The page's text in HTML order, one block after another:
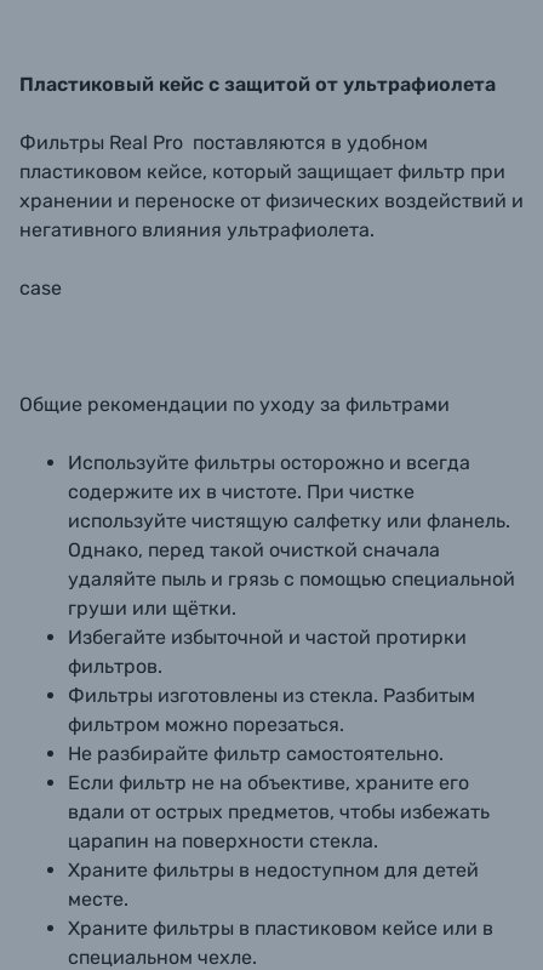
Пластиковый кейс с защитой от ультрафиолета
Фильтры Real Pro поставляются в удобном
пластиковом кейсе, который защищает фильтр при
хранении и переноске от физических воздействий и
негативного влияния ультрафиолета.
case
Общие рекомендации по уходу за фильтрами
Используйте фильтры осторожно и всегда
содержите их в чистоте. При чистке
используйте чистящую салфетку или фланель.
Однако, перед такой очисткой сначала
удаляйте пыль и грязь с помощью специальной
груши или щётки.
Избегайте избыточной и частой протирки
фильтров.
Фильтры изготовлены из стекла. Разбитым
фильтром можно порезаться.
Не разбирайте фильтр самостоятельно.
Если фильтр не на объективе, храните его
вдали от острых предметов, чтобы избежать
царапин на поверхности стекла.
Храните фильтры в недоступном для детей
месте.
Храните фильтры в пластиковом кейсе или в
специальном чехле.